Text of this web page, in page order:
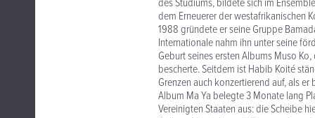
des Studiums, bildete sich im
dem Erneuerer der westafrikanischen
1988 gründete er seine Gruppe
Internationale nahm ihn unter seine
Geburt seines ersten Albums Muso
bescherte. Seitdem ist Habib Koité
Grenzen auch konzertierend auf, als
Album Ma Ya belegte 3 Monate lang
Vereinigten Staaten aus: die Scheibe